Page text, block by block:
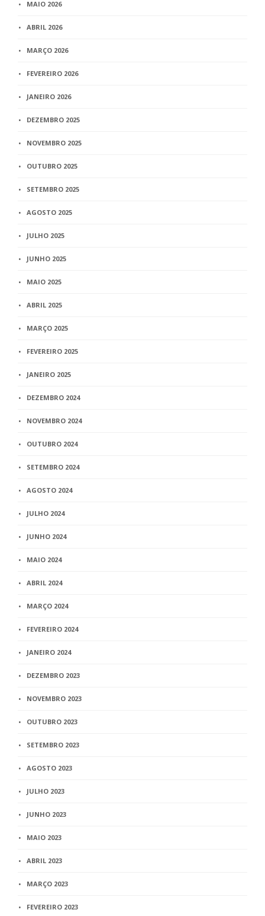
MAIO 2026
ABRIL 2026
MARÇO 2026
FEVEREIRO 2026
JANEIRO 2026
DEZEMBRO 2025
NOVEMBRO 2025
OUTUBRO 2025
SETEMBRO 2025
AGOSTO 2025
JULHO 2025
JUNHO 2025
MAIO 2025
ABRIL 2025
MARÇO 2025
FEVEREIRO 2025
JANEIRO 2025
DEZEMBRO 2024
NOVEMBRO 2024
OUTUBRO 2024
SETEMBRO 2024
AGOSTO 2024
JULHO 2024
JUNHO 2024
MAIO 2024
ABRIL 2024
MARÇO 2024
FEVEREIRO 2024
JANEIRO 2024
DEZEMBRO 2023
NOVEMBRO 2023
OUTUBRO 2023
SETEMBRO 2023
AGOSTO 2023
JULHO 2023
JUNHO 2023
MAIO 2023
ABRIL 2023
MARÇO 2023
FEVEREIRO 2023